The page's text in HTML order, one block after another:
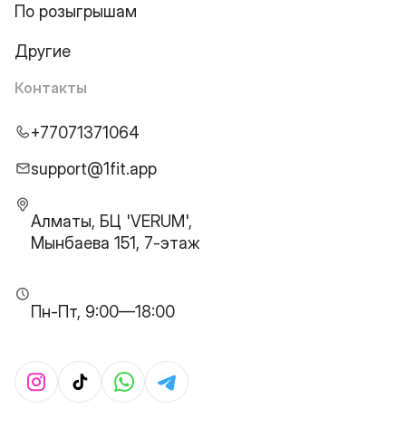
По розыгрышам
Другие
Контакты
+77071371064
support@1fit.app
Алматы, БЦ 'VERUM',
Мынбаева 151, 7-этаж
Пн-Пт, 9:00—18:00